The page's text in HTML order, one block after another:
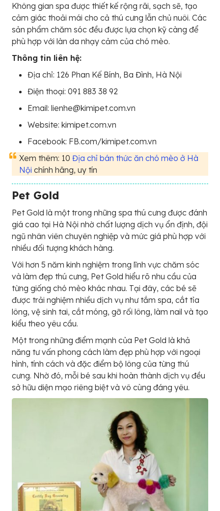
Không gian spa được thiết kế rộng rãi, sạch sẽ, tạo
cảm giác thoải mái cho cả thú cưng lẫn chủ nuôi. Các
sản phẩm chăm sóc đều được lựa chọn kỹ càng để
phù hợp với làn da nhạy cảm của chó mèo.
Thông tin liên hệ:
Địa chỉ: 126 Phan Kế Bính, Ba Đình, Hà Nội
Điện thoại: 091 883 38 92
Email: lienhe@kimipet.com.vn
Website: kimipet.com.vn
Facebook: FB.com/kimipet.com.vn
Xem thêm: 10 Địa chỉ bán thức ăn chó mèo ở Hà
Nội chính hãng, uy tín
Pet Gold
Pet Gold là một trong những spa thú cưng được đánh
giá cao tại Hà Nội nhờ chất lượng dịch vụ ổn định, đội
ngũ nhân viên chuyên nghiệp và mức giá phù hợp với
nhiều đối tượng khách hàng.
Với hơn 5 năm kinh nghiệm trong lĩnh vực chăm sóc
và làm đẹp thú cưng, Pet Gold hiểu rõ nhu cầu của
từng giống chó mèo khác nhau. Tại đây, các bé sẽ
được trải nghiệm nhiều dịch vụ như tắm spa, cắt tỉa
lông, vệ sinh tai, cắt móng, gỡ rối lông, làm nail và tạo
kiểu theo yêu cầu.
Một trong những điểm mạnh của Pet Gold là khả
năng tư vấn phong cách làm đẹp phù hợp với ngoại
hình, tính cách và đặc điểm bộ lông của từng thú
cưng. Nhờ đó, mỗi bé sau khi hoàn thành dịch vụ đều
sở hữu diện mạo riêng biệt và vô cùng đáng yêu.